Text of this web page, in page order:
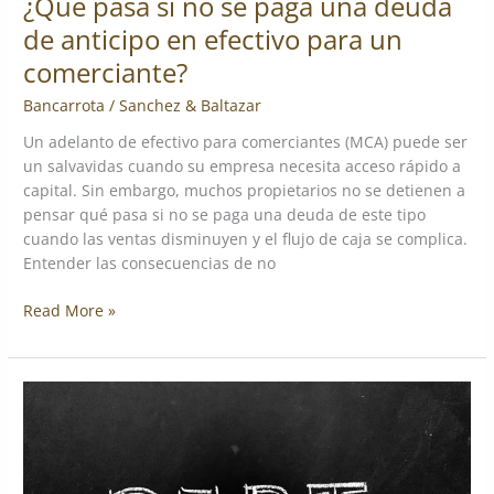
de anticipo en efectivo para un
comerciante?
Bancarrota /Sanchez & Baltazar
Un adelanto de efectivo para comerciantes (MCA) puede ser
un salvavidas cuando su empresa necesita acceso rápido a
capital. Sin embargo, muchos propietarios no se detienen a
pensar qué pasa si no se paga una deuda de este tipo
cuando las ventas disminuyen y el flujo de caja se complica.
Entender las consecuencias de no
comerciante?
Read More »
una